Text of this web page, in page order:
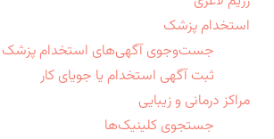
استخدام پزشک
جست‌وجوی آگهی‌های استخدام پزشک
ثبت آگهی استخدام یا جویای کار
مراکز درمانی و زیبایی
جستجوی کلینیک‌ها